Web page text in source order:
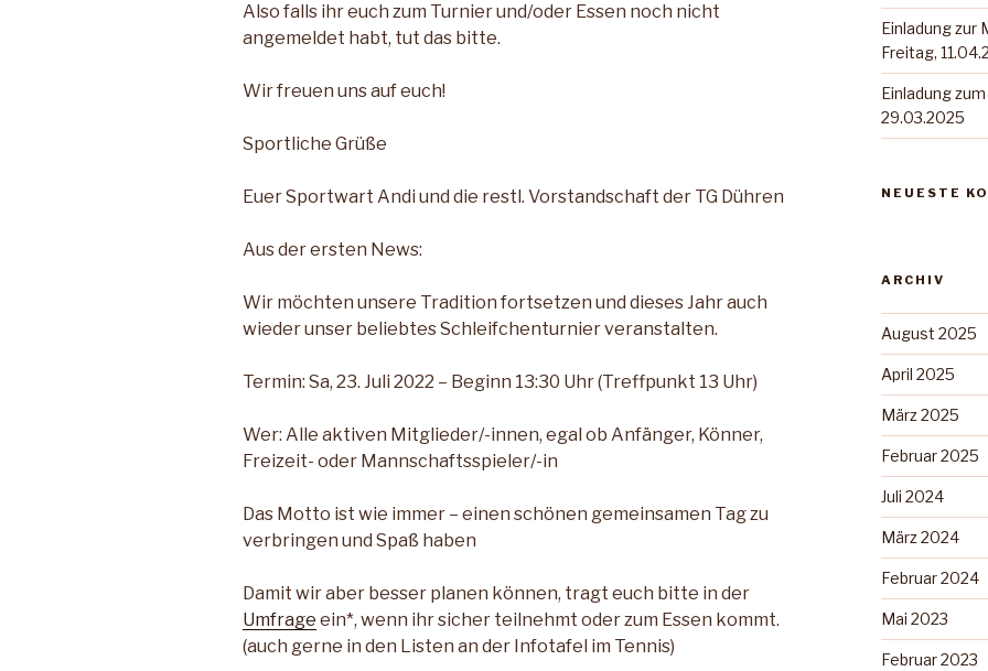
Also falls ihr euch zum Turnier und/oder Essen noch nicht
angemeldet habt, tut das bitte.
Wir freuen uns auf euch!
Sportliche Grüße
Euer Sportwart Andi und die restl. Vorstandschaft der TG Dühren
Aus der ersten News:
Wir möchten unsere Tradition fortsetzen und dieses Jahr auch
wieder unser beliebtes Schleifchenturnier veranstalten.
Termin: Sa, 23. Juli 2022 – Beginn 13:30 Uhr (Treffpunkt 13 Uhr)
Wer: Alle aktiven Mitglieder/-innen, egal ob Anfänger, Könner,
Freizeit- oder Mannschaftsspieler/-in
Das Motto ist wie immer – einen schönen gemeinsamen Tag zu
verbringen und Spaß haben
Damit wir aber besser planen können, tragt euch bitte in der
Umfrage ein*, wenn ihr sicher teilnehmt oder zum Essen kommt.
(auch gerne in den Listen an der Infotafel im Tennis)
Einladung zur
Freitag,
Einladung
29.03.2025
NEUESTE
ARCHIV
August 2025
April 2025
März 2025
Februar 2025
Juli 2024
März 2024
Februar 2024
Mai 2023
Februar 2023